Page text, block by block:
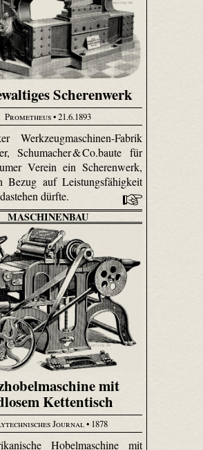
Scherenwerk
Prometheus• 21.6.1893
Werkzeugmaschinen-Fabrik
Schumacher & Co.baute für
Verein ein Scherenwerk,
Bezug auf Leistungsfähigkeit
dürfte.
MASCHINENBAU
mit
Kettentisch
Journal• 1878
Hobelmaschine mit